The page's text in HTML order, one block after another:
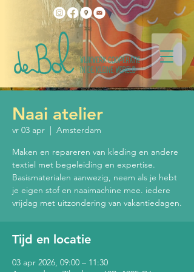
Naai atelier
vr 03 apr
  |
Amsterdam
Maken en repareren van kleding en andere
textiel met begeleiding en expertise.
Basismaterialen aanwezig, neem als je hebt
je eigen stof en naaimachine mee. iedere
vrijdag met uitzondering van vakantiedagen.
Tijd en locatie
03 apr 2026, 09:00 – 11:30